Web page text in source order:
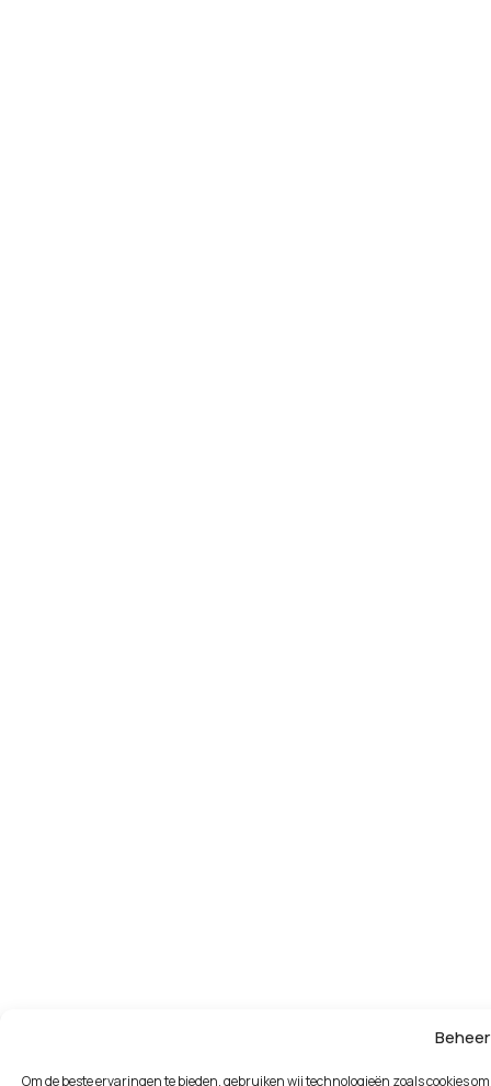
Om de beste ervaringen te bieden, gebruiken wij technologieën zoals cookies